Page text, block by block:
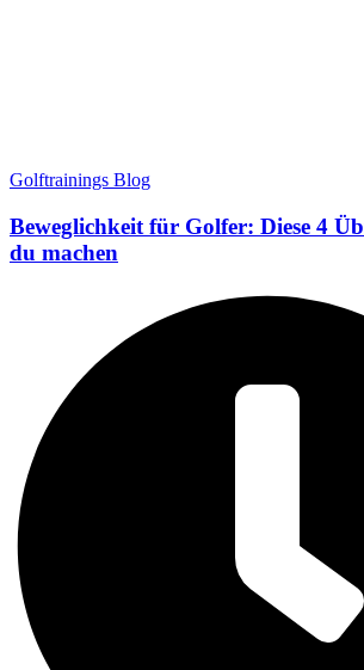
Golftrainings Blog
Beweglichkeit für Golfer: Diese 4
du machen